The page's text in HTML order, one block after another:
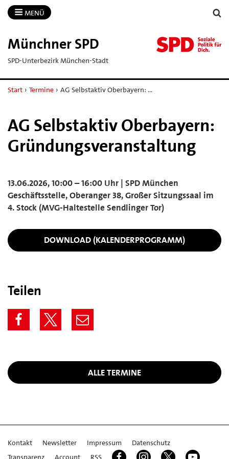
MENÜ
Münchner SPD
SPD-Unterbezirk München-Stadt
Start › Termine › AG Selbstaktiv Oberbayern: …
AG Selbstaktiv Oberbayern:
Gründungsveranstaltung
13.06.2026, 10:00 – 16:00 Uhr | SPD München
Geschäftsstelle, Oberanger 38, Großer Sitzungssaal im
4. Stock (MVG-Haltestelle Sendlinger Tor)
DOWNLOAD (KALENDERPROGRAMM)
Teilen
ALLE TERMINE
Kontakt Newsletter Impressum
Datenschutz
Transparenz
Account RSS